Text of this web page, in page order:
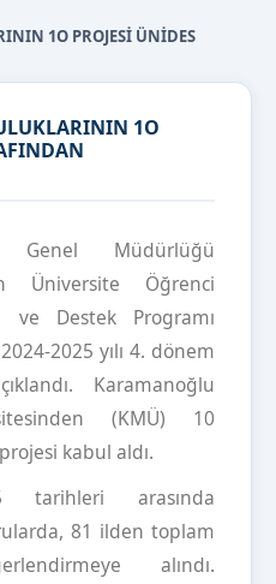
1O PROJESİ ÜNİDES
1O
Genel Müdürlüğü
Üniversite Öğrenci
ve Destek Programı
2025 yılı 4. dönem
Karamanoğlu
(KMÜ) 10
kabul aldı.
arasında
81 ilden toplam
alındı.